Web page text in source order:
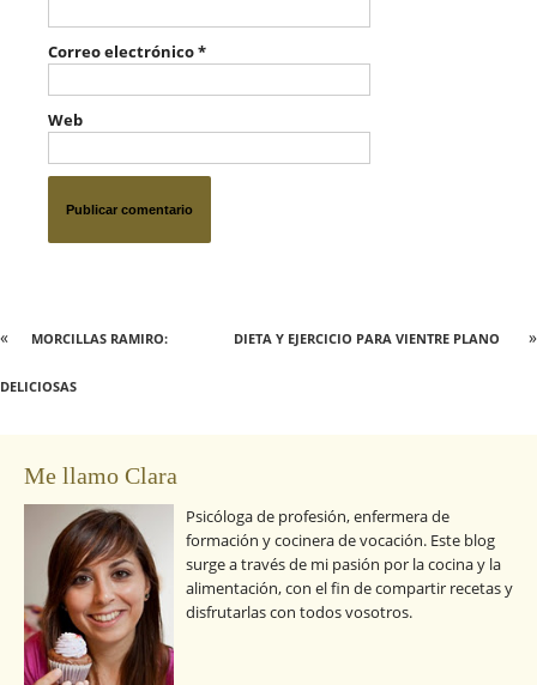
Correo electrónico*
Web
DIETA Y EJERCICIO PARA VIENTRE PLANO »
« MORCILLAS RAMIRO:
DELICIOSAS
Me llamo Clara
Psicóloga de profesión, enfermera de
formación y cocinera de vocación. Este blog
surge a través de mi pasión por la cocina y la
alimentación, con el fin de compartir recetas y
disfrutarlas con todos vosotros.